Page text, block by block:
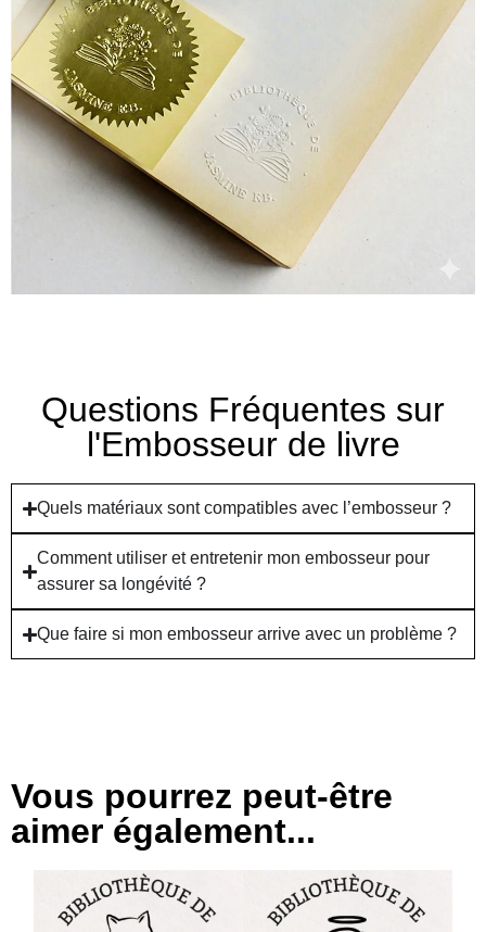
Questions Fréquentes sur
l'Embosseur de livre
Quels matériaux sont compatibles avec l’embosseur ?
Comment utiliser et entretenir mon embosseur pour
assurer sa longévité ?
Que faire si mon embosseur arrive avec un problème ?
Rating: 5/5
No Review
Sun Jan 18 2026 00:00:00 GMT+0000 (Coordinated
Embosseur livre personnalisé en français
Rating: 5/5
Vous pourrez peut-être
aimer également...